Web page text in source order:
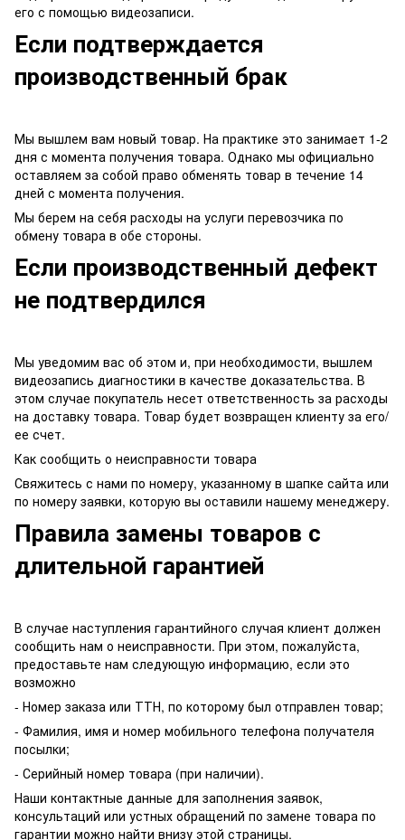
его с помощью видеозаписи.
Если подтверждается
производственный брак
Мы вышлем вам новый товар. На практике это занимает 1-2
дня с момента получения товара. Однако мы официально
оставляем за собой право обменять товар в течение 14
дней с момента получения.
Мы берем на себя расходы на услуги перевозчика по
обмену товара в обе стороны.
Если производственный дефект
не подтвердился
Мы уведомим вас об этом и, при необходимости, вышлем
видеозапись диагностики в качестве доказательства. В
этом случае покупатель несет ответственность за расходы
на доставку товара. Товар будет возвращен клиенту за его/
ее счет.
Как сообщить о неисправности товара
Свяжитесь с нами по номеру, указанному в шапке сайта или
по номеру заявки, которую вы оставили нашему менеджеру.
Правила замены товаров с
длительной гарантией
В случае наступления гарантийного случая клиент должен
сообщить нам о неисправности. При этом, пожалуйста,
предоставьте нам следующую информацию, если это
возможно
- Номер заказа или ТТН, по которому был отправлен товар;
- Фамилия, имя и номер мобильного телефона получателя
посылки;
- Серийный номер товара (при наличии).
Наши контактные данные для заполнения заявок,
консультаций или устных обращений по замене товара по
гарантии можно найти внизу этой страницы.